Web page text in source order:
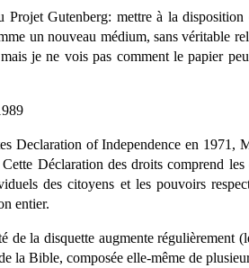
Gutenberg: mettre à la
un nouveau médium, sans véritable
je ne vois pas comment le papier
Declaration of Independence en
Déclaration des droits comprend
des citoyens et les pouvoirs
entier.
de la disquette augmente
la Bible, composée elle-même de